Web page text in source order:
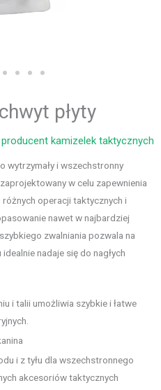
płyty
kamizelek taktycznych
wytrzymały i wszechstronny
w celu zapewnienia
operacji taktycznych i
nawet w najbardziej
zwalniania pozwala na
nadaje się do nagłych
i talii umożliwia szybkie i łatwe
i z tyłu dla wszechstronnego
akcesoriów taktycznych